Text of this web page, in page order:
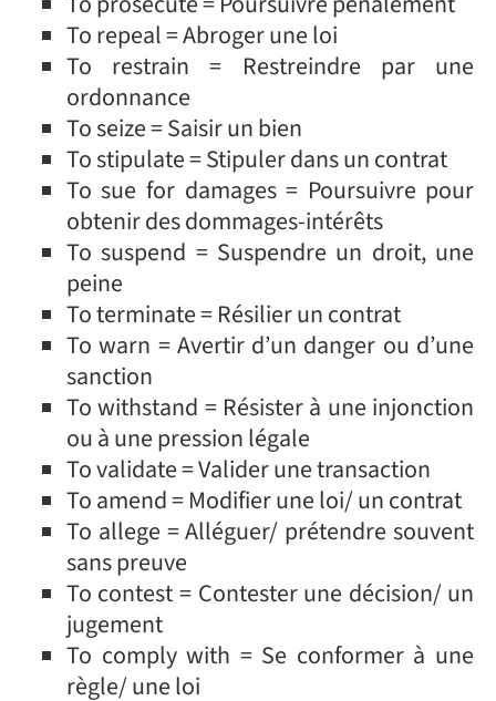
To repeal = Abroger une loi
To restrain = Restreindre par une
ordonnance
To seize = Saisir un bien
To stipulate = Stipuler dans un contrat
To sue for damages = Poursuivre pour
obtenir des dommages-intérêts
To suspend = Suspendre un droit, une
peine
To terminate = Résilier un contrat
To warn = Avertir d’un danger ou d’une
sanction
To withstand = Résister à une injonction
ou à une pression légale
To validate = Valider une transaction
To amend = Modifier une loi/ un contrat
To allege = Alléguer/ prétendre souvent
sans preuve
To contest = Contester une décision/ un
jugement
To comply with = Se conformer à une
règle/ une loi